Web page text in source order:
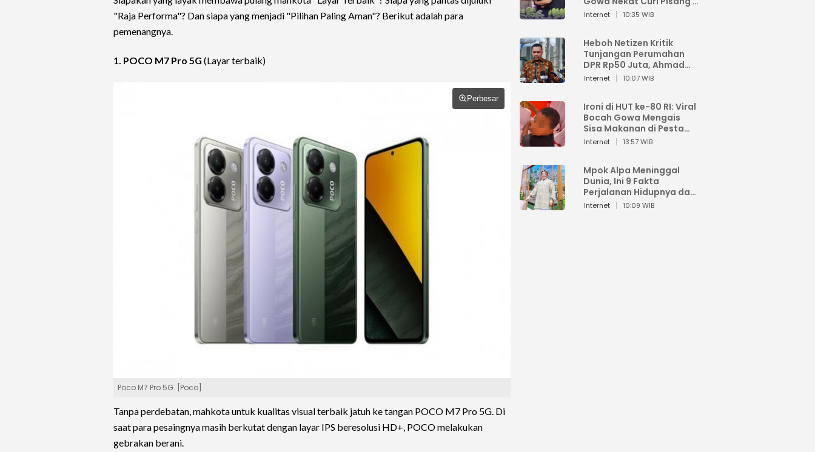
"Raja Performa"? Dan siapa yang menjadi "Pilihan Paling Aman"? Berikut adalah para
pemenangnya.
1. POCO M7 Pro 5G (Layar terbaik)
Perbesar
Poco M7 Pro 5G. [Poco]
Tanpa perdebatan, mahkota untuk kualitas visual terbaik jatuh ke tangan POCO M7 Pro 5G. Di
saat para pesaingnya masih berkutat dengan layar IPS beresolusi HD+, POCO melakukan
gebrakan berani.
Tandan Milik Tetangga,
Internet 10:35 WIB
Heboh Netizen Kritik
Tunjangan Perumahan
DPR Rp50 Juta, Ahmad
Sahroni: Enggak Senang
Internet 10:07 WIB
Ironi di HUT ke-80 RI: Viral
Bocah Gowa Mengais
Sisa Makanan di Pesta
Kemerdekaan
Internet 13:57 WIB
Mpok Alpa Meninggal
Dunia, Ini 9 Fakta
Perjalanan Hidupnya dari
Viral hingga Puncak
Internet 10:09 WIB